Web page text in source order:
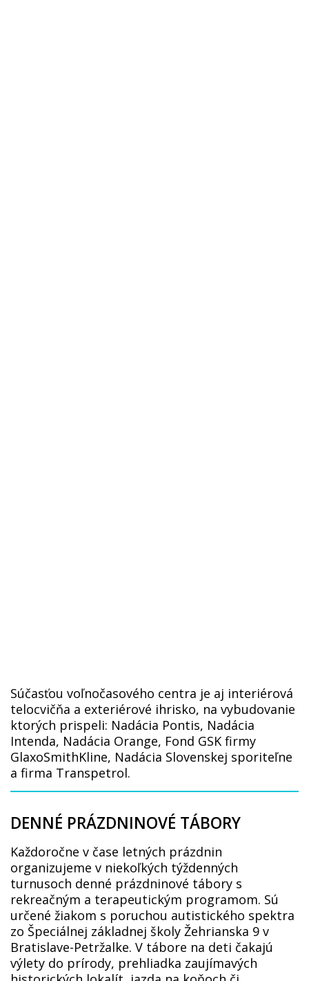
Súčasťou voľnočasového centra je aj interiérová
telocvičňa a exteriérové ihrisko, na vybudovanie
ktorých prispeli: Nadácia Pontis, Nadácia
Intenda, Nadácia Orange, Fond GSK firmy
GlaxoSmithKline, Nadácia Slovenskej sporiteľne
a firma Transpetrol.
DENNÉ PRÁZDNINOVÉ TÁBORY
Každoročne v čase letných prázdnin
organizujeme v niekoľkých týždenných
turnusoch denné prázdninové tábory s
rekreačným a terapeutickým programom. Sú
určené žiakom s poruchou autistického spektra
zo Špeciálnej základnej školy Žehrianska 9 v
Bratislave-Petržalke. V tábore na deti čakajú
výlety do prírody, prehliadka zaujímavých